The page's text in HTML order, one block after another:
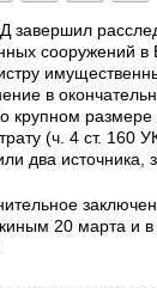
сооружений в
в
крупном
(ч. 4 ст. 160
два источника,
20 марта и